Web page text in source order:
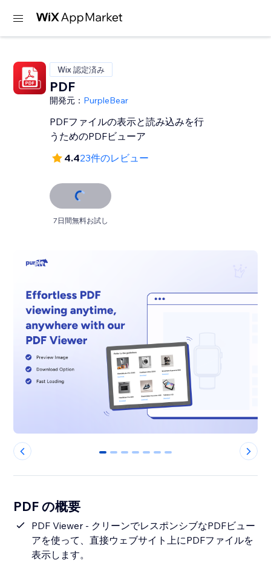
Wix 認定済み
PDF
開発元： PurpleBear
PDFファイルの表示と読み込みを行
うためのPDFビューア
4.423件のレビュー
7日間無料お試し
0 1 2 3 4 5 6
PDF の概要
PDF Viewer - クリーンでレスポンシブなPDFビュー
アを使って、直接ウェブサイト上にPDFファイルを
表示します。